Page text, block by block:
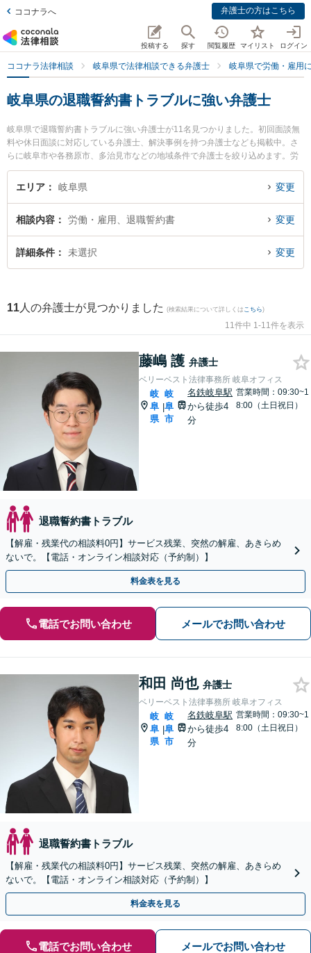
ココナラへ 弁護士の方はこちら
投稿する 探す 閲覧履歴 マイリスト ログイン
ココナラ法律相談 岐阜県で法律相談できる弁護士 岐阜県で労働・雇用
岐阜県の退職誓約書トラブルに強い弁護士
岐阜県で退職誓約書トラブルに強い弁護士が11名見つかりました。初回面談無
料や休日面談に対応している弁護士、解決事例を持つ弁護士なども掲載中。さ
らに岐阜市や各務原市、多治見市などの地域条件で弁護士を絞り込めます。労
働・雇用に関係する不当解雇や退職勧奨、内定取消等の細かな分野での絞り込
み検索もでき便利です。特にベリーベスト法律事務所 岐阜オフィスの藤嶋 護弁
れています。『岐阜県で土日や夜間に発生した退職誓約書トラブルのトラブル
を今すぐに弁護士に相談したい』『退職誓約書トラブルのトラブル解決の実績
豊富な近くの弁護士を検索したい』『初回相談無料で退職誓約書トラブルを法
エリア 岐阜県 変更
相談内容 労働・雇用、退職誓約書 変更
詳細条件 未選択 変更
11 人の弁護士が見つかりました (検索結果について詳しくは こちら)
11件中 1-11件を表示
藤嶋 護 弁護士
ベリーベスト法律事務所 岐阜オフィス
岐
阜
県
|
岐
阜
市
名鉄岐阜駅
から徒歩4
分
営業時間：09:30~1
8:00（土日祝日）
退職誓約書トラブル
【解雇・残業代の相談料0円】サービス残業、突然の解雇、あきらめ
ないで。【電話・オンライン相談対応（予約制）】
料金表を見る
電話でお問い合わせ メールでお問い合わせ
和田 尚也 弁護士
ベリーベスト法律事務所 岐阜オフィス
岐
阜
県
|
岐
阜
市
名鉄岐阜駅
から徒歩4
分
営業時間：09:30~1
8:00（土日祝日）
退職誓約書トラブル
【解雇・残業代の相談料0円】サービス残業、突然の解雇、あきらめ
ないで。【電話・オンライン相談対応（予約制）】
料金表を見る
電話でお問い合わせ メールでお問い合わせ